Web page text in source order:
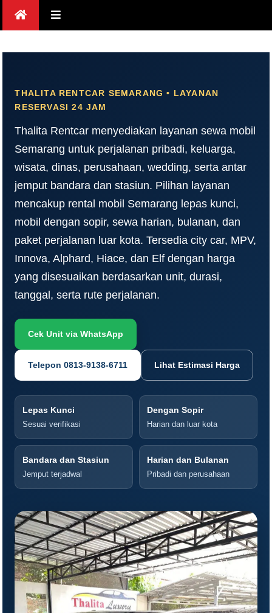
THALITA RENTCAR SEMARANG • LAYANAN
RESERVASI 24 JAM
Thalita Rentcar menyediakan layanan sewa mobil
Semarang untuk perjalanan pribadi, keluarga,
wisata, dinas, perusahaan, wedding, serta antar
jemput bandara dan stasiun. Pilihan layanan
mencakup rental mobil Semarang lepas kunci,
mobil dengan sopir, sewa harian, bulanan, dan
paket perjalanan luar kota. Tersedia city car, MPV,
Innova, Alphard, Hiace, dan Elf dengan harga
yang disesuaikan berdasarkan unit, durasi,
tanggal, serta rute perjalanan.
Cek Unit via WhatsApp
Telepon 0813-9138-6711 Lihat Estimasi Harga
Lepas Kunci
Sesuai verifikasi
Dengan Sopir
Harian dan luar kota
Bandara dan Stasiun
Jemput terjadwal
Harian dan Bulanan
Pribadi dan perusahaan